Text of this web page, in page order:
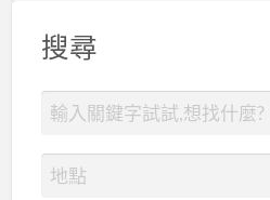
搜尋